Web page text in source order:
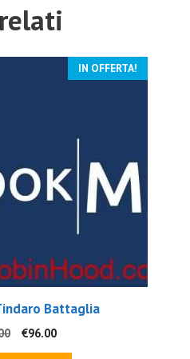
IN OFFERTA!
Battaglia
Il
€96.00Il